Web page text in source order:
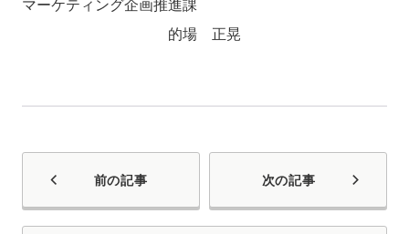
マーケティング企画推進課
的場 正晃
前の記事 次の記事